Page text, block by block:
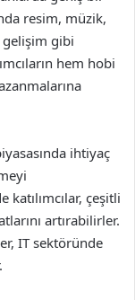
resim, müzik,
gelişim gibi
hem hobi
ihtiyaç
çeşitli
artırabilirler.
IT sektöründe